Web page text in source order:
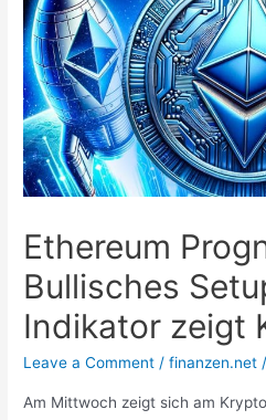
Ethereum
Bullisches
Indikator zeigt
Leave a Comment /finanzen.net
Am Mittwoch zeigt sich am